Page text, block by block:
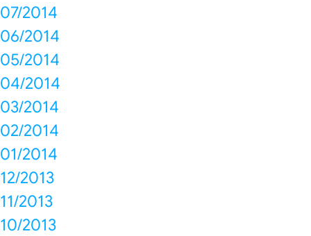
07/2014
06/2014
05/2014
04/2014
03/2014
02/2014
01/2014
12/2013
11/2013
10/2013